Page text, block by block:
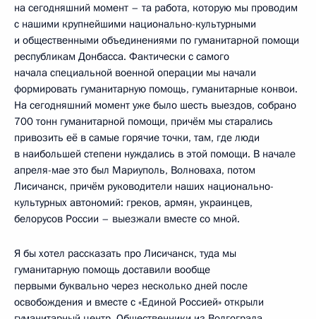
на сегодняшний момент – та работа, которую мы проводим
с нашими крупнейшими национально-культурными
и общественными объединениями по гуманитарной помощи
республикам Донбасса. Фактически с самого
начала специальной военной операции мы начали
формировать гуманитарную помощь, гуманитарные конвои.
На сегодняшний момент уже было шесть выездов, собрано
700 тонн гуманитарной помощи, причём мы старались
привозить её в самые горячие точки, там, где люди
в наибольшей степени нуждались в этой помощи. В начале
апреля-мае это был Мариуполь, Волноваха, потом
Лисичанск, причём руководители наших национально-
культурных автономий: греков, армян, украинцев,
белорусов России – выезжали вместе со мной.
Я бы хотел рассказать про Лисичанск, туда мы
гуманитарную помощь доставили вообще
первыми буквально через несколько дней после
освобождения и вместе с «Единой Россией» открыли